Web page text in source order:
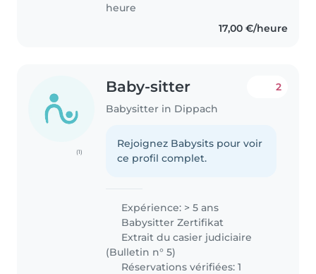
heure
17,00 €/heure
(1)
Baby-sitter
Babysitter in Dippach
2
Rejoignez Babysits pour voir
ce profil complet.
Expérience: > 5 ans
Babysitter Zertifikat
Extrait du casier judiciaire
(Bulletin n° 5)
Réservations vérifiées: 1